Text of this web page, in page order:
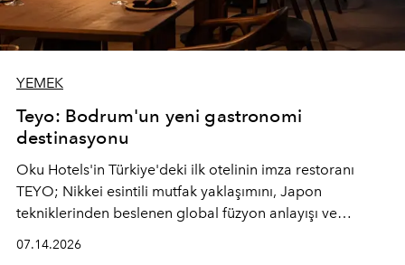
YEMEK
Teyo: Bodrum'un yeni gastronomi
destinasyonu
Oku Hotels'in Türkiye'deki ilk otelinin imza restoranı
TEYO; Nikkei esintili mutfak yaklaşımını, Japon
tekniklerinden beslenen global füzyon anlayışı ve
07.14.2026